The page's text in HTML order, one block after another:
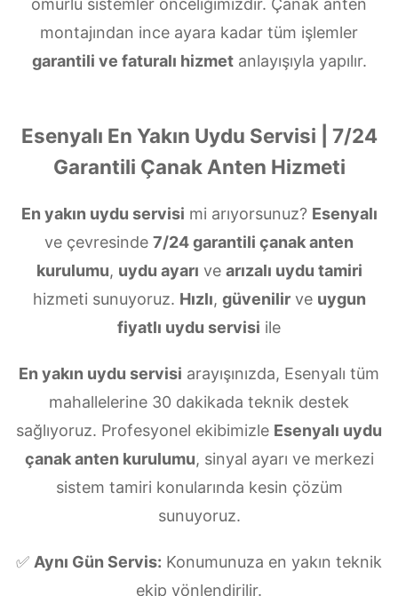
ömürlü sistemler önceliğimizdir. Çanak anten
montajından ince ayara kadar tüm işlemler
garantili ve faturalı hizmetanlayışıyla yapılır.
Esenyalı En Yakın Uydu Servisi | 7/24
Garantili Çanak Anten Hizmeti
En yakın uydu servisi mi arıyorsunuz? Esenyalı
ve çevresinde 7/24 garantili çanak anten
kurulumu, uydu ayarı ve arızalı uydu tamiri
hizmeti sunuyoruz. Hızlı, güvenilirve uygun
fiyatlı uydu servisi ile
En yakın uydu servisi arayışınızda, Esenyalı tüm
mahallelerine 30 dakikada teknik destek
sağlıyoruz. Profesyonel ekibimizle Esenyalı uydu
çanak anten kurulumu, sinyal ayarı ve merkezi
sistem tamiri konularında kesin çözüm
sunuyoruz.
✅ Aynı Gün Servis: Konumunuza en yakın teknik
ekip yönlendirilir.